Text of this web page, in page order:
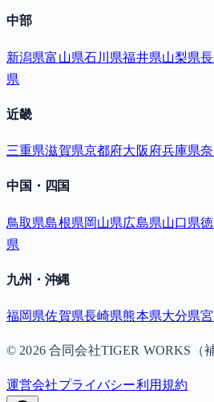
中部
新潟県富山県石川県福井県山梨県
県
近畿
三重県滋賀県京都府大阪府兵庫県
中国・四国
鳥取県島根県岡山県広島県山口県
県
九州・沖縄
福岡県佐賀県長崎県熊本県大分県
© 2026合同会社TIGER WORKS（
運営会社プライバシー利用規約